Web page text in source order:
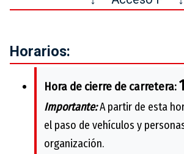
Horarios:
Hora de cierre de carretera:
Importante:A partir de esta
el paso de vehículos y
organización.